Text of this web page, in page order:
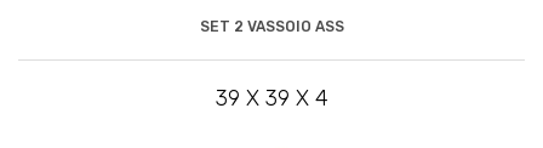
SET 2 VASSOIO ASS
39 X 39 X 4